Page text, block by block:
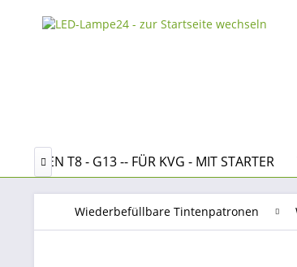
RÖHREN T8 - G13 -- FÜR KVG - MIT STARTER

Wiederbefüllbare Tintenpatronen